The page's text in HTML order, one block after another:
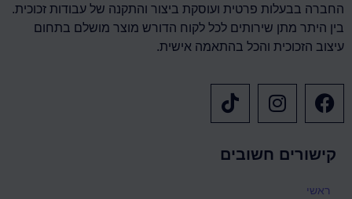
החברה בבעלות פרטית ועוסקת ביצור והתקנה של עבודות זכוכית.
בין היתר מתן שירותים לכל לקוח הדורש מוצר מושלם בתחום
עיצוב הזכוכית והכל בהתאמה אישית.
קישורים חשובים
ראשי